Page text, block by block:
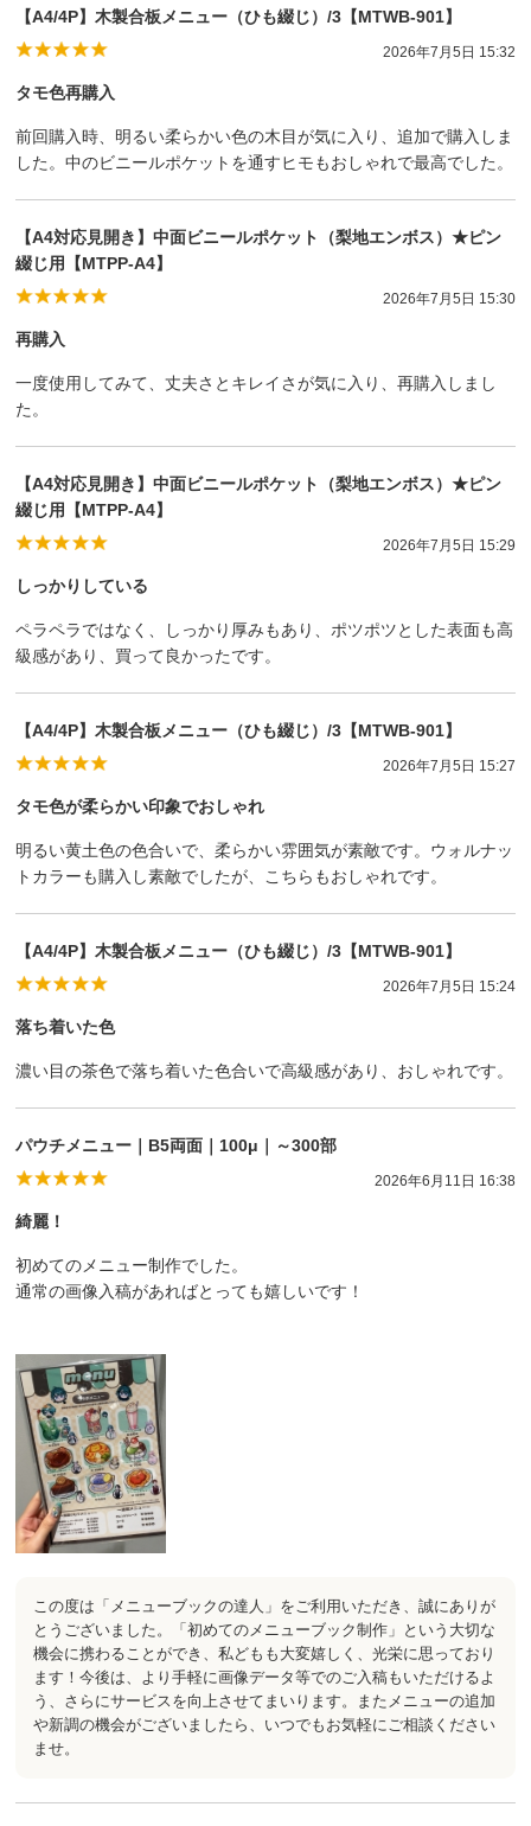
【A4/4P】木製合板メニュー（ひも綴じ）/3【MTWB-901】
2026年7月5日 15:32
タモ色再購入
前回購入時、明るい柔らかい色の木目が気に入り、追加で購入しま
した。中のビニールポケットを通すヒモもおしゃれで最高でした。
【A4対応見開き】中面ビニールポケット（梨地エンボス）★ピン
綴じ用【MTPP-A4】
2026年7月5日 15:30
再購入
一度使用してみて、丈夫さとキレイさが気に入り、再購入しまし
た。
【A4対応見開き】中面ビニールポケット（梨地エンボス）★ピン
綴じ用【MTPP-A4】
2026年7月5日 15:29
しっかりしている
ペラペラではなく、しっかり厚みもあり、ポツポツとした表面も高
級感があり、買って良かったです。
【A4/4P】木製合板メニュー（ひも綴じ）/3【MTWB-901】
2026年7月5日 15:27
タモ色が柔らかい印象でおしゃれ
明るい黄土色の色合いで、柔らかい雰囲気が素敵です。ウォルナッ
トカラーも購入し素敵でしたが、こちらもおしゃれです。
【A4/4P】木製合板メニュー（ひも綴じ）/3【MTWB-901】
2026年7月5日 15:24
落ち着いた色
濃い目の茶色で落ち着いた色合いで高級感があり、おしゃれです。
パウチメニュー｜B5両面｜100μ｜～300部
2026年6月11日 16:38
綺麗！
初めてのメニュー制作でした。
通常の画像入稿があればとっても嬉しいです！
この度は「メニューブックの達人」をご利用いただき、誠にありが
とうございました。「初めてのメニューブック制作」という大切な
機会に携わることができ、私どもも大変嬉しく、光栄に思っており
ます！今後は、より手軽に画像データ等でのご入稿もいただけるよ
う、さらにサービスを向上させてまいります。またメニューの追加
や新調の機会がございましたら、いつでもお気軽にご相談ください
ませ。